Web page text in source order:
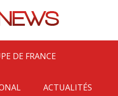
DE FRANCE
ACTUALITÉS